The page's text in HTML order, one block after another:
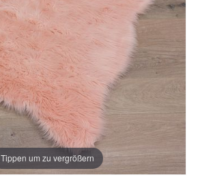
Tippen um zu vergrößern